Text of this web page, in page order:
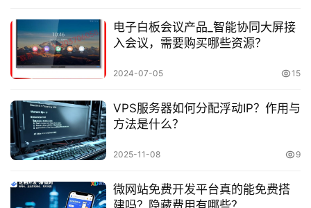
电子白板会议产品_智能协同大屏接
入会议，需要购买哪些资源？
2024-07-05 15
VPS服务器如何分配浮动IP？作用与
方法是什么？
2025-11-08 9
微网站免费开发平台真的能免费搭